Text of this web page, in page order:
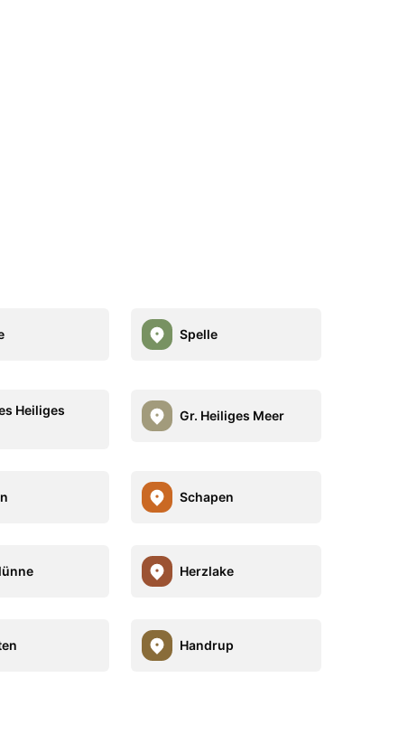
Spelle
Heiliges
Gr. Heiliges Meer
Schapen
Herzlake
Handrup